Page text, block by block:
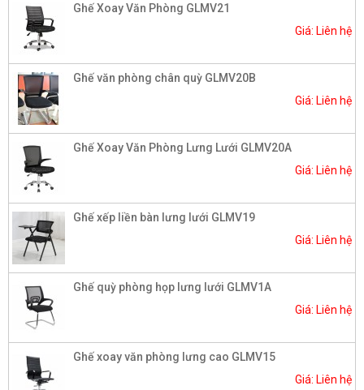
Ghế Xoay Văn Phòng GLMV21
Giá: Liên hệ
Ghế văn phòng chân quỳ GLMV20B
Giá: Liên hệ
Ghế Xoay Văn Phòng Lưng Lưới GLMV20A
Giá: Liên hệ
Ghế xếp liền bàn lưng lưới GLMV19
Giá: Liên hệ
Ghế quỳ phòng họp lưng lưới GLMV1A
Giá: Liên hệ
Ghế xoay văn phòng lưng cao GLMV15
Giá: Liên hệ